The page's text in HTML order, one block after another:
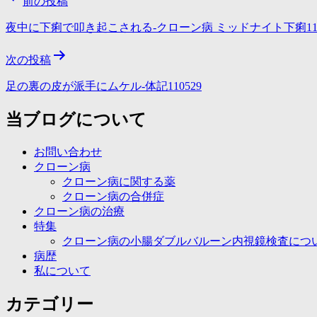
稿
ビ
ゲ
ー
夜中に下痢で叩き起こされる-クローン病 ミッドナイト下痢
次の投稿
足の裏の皮が派手にムケル-体記110529
当ブログについて
お問い合わせ
クローン病
クローン病に関する薬
クローン病の合併症
クローン病の治療
特集
クローン病の小腸ダブルバルーン内視鏡検査につ
病歴
私について
カテゴリー